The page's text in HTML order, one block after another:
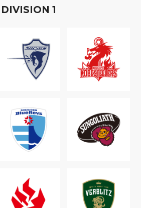
DIVISION 1